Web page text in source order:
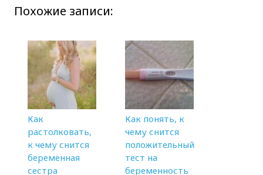
Похожие записи:
Как
растолковать,
к чему снится
беременная
сестра
Как понять, к
чему снится
положительный
тест на
беременность